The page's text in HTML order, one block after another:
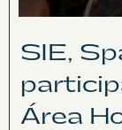
SIE,
Área